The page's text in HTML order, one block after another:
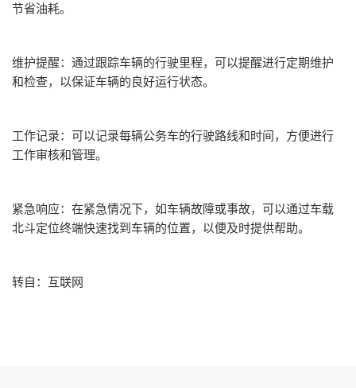
节省油耗。
维护提醒：通过跟踪车辆的行驶里程，可以提醒进行定期维护
和检查，以保证车辆的良好运行状态。
工作记录：可以记录每辆公务车的行驶路线和时间，方便进行
工作审核和管理。
紧急响应：在紧急情况下，如车辆故障或事故，可以通过车载
北斗定位终端快速找到车辆的位置，以便及时提供帮助。
转自：互联网